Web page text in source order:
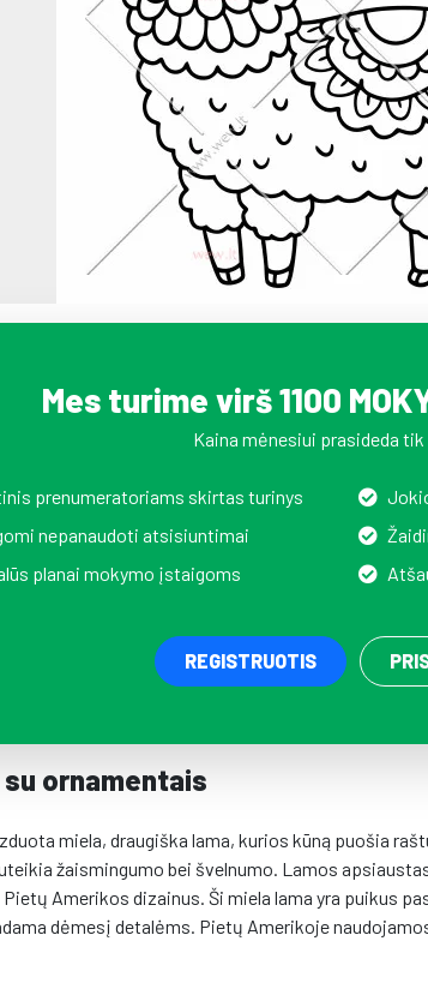
Mes turime virš 1100
Kaina mėnesiui prasideda tik
prenumeratoriams skirtas turinys
nepanaudoti atsisiuntimai
planai mokymo įstaigoms
REGISTRUOTIS
ornamentais
miela, draugiška lama, kurios kūną puošia
žaismingumo bei švelnumo. Lamos
Amerikos dizainus. Ši miela lama yra puikus
dėmesį detalėms. Pietų Amerikoje